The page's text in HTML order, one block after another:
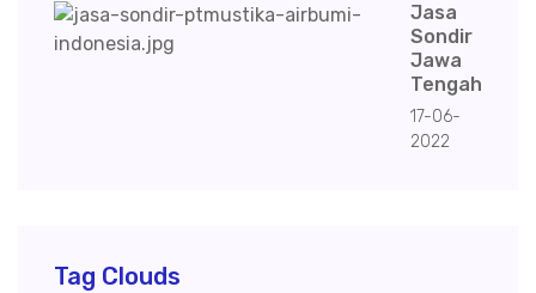
Jasa
Sondir
Jawa
Tengah
17-06-
2022
Tag Clouds